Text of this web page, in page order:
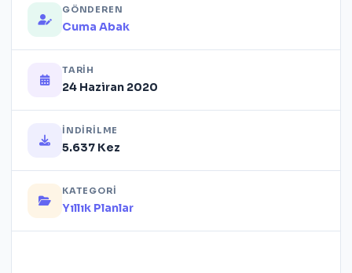
GÖNDEREN
Cuma Abak
TARIH
24 Haziran 2020
İNDIRILME
5.637 Kez
KATEGORI
Yıllık Planlar